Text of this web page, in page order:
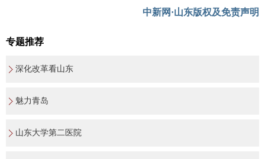
中新网·山东版权及免责声明
专题推荐
深化改革看山东
魅力青岛
山东大学第二医院